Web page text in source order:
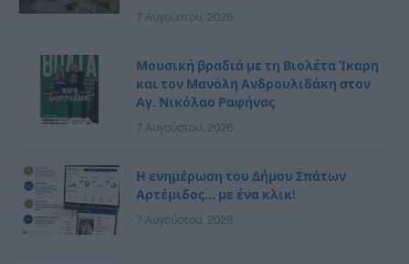
7 Αυγούστου, 2026
Μουσική βραδιά με τη Βιολέτα Ίκαρη
και τον Μανόλη Ανδρουλιδάκη στον
Αγ. Νικόλαο Ραφήνας
7 Αυγούστου, 2026
Η ενημέρωση του Δήμου Σπάτων
Αρτέμιδος… με ένα κλικ!
7 Αυγούστου, 2026